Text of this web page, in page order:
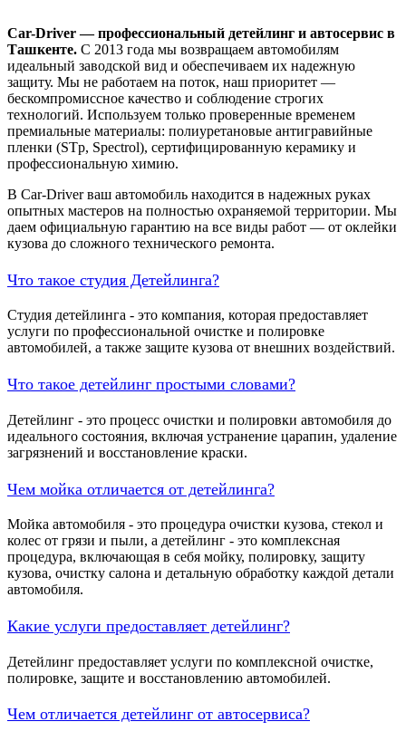
Car-Driver — профессиональный детейлинг и автосервис в
Ташкенте. С 2013 года мы возвращаем автомобилям
идеальный заводской вид и обеспечиваем их надежную
защиту. Мы не работаем на поток, наш приоритет —
бескомпромиссное качество и соблюдение строгих
технологий. Используем только проверенные временем
премиальные материалы: полиуретановые антигравийные
пленки (STp, Spectrol), сертифицированную керамику и
профессиональную химию.
В Car-Driver ваш автомобиль находится в надежных руках
опытных мастеров на полностью охраняемой территории. Мы
даем официальную гарантию на все виды работ — от оклейки
кузова до сложного технического ремонта.
Что такое студия Детейлинга?
Студия детейлинга - это компания, которая предоставляет
услуги по профессиональной очистке и полировке
автомобилей, а также защите кузова от внешних воздействий.
Что такое детейлинг простыми словами?
Детейлинг - это процесс очистки и полировки автомобиля до
идеального состояния, включая устранение царапин, удаление
загрязнений и восстановление краски.
Чем мойка отличается от детейлинга?
Мойка автомобиля - это процедура очистки кузова, стекол и
колес от грязи и пыли, а детейлинг - это комплексная
процедура, включающая в себя мойку, полировку, защиту
кузова, очистку салона и детальную обработку каждой детали
автомобиля.
Какие услуги предоставляет детейлинг?
Детейлинг предоставляет услуги по комплексной очистке,
полировке, защите и восстановлению автомобилей.
Чем отличается детейлинг от автосервиса?